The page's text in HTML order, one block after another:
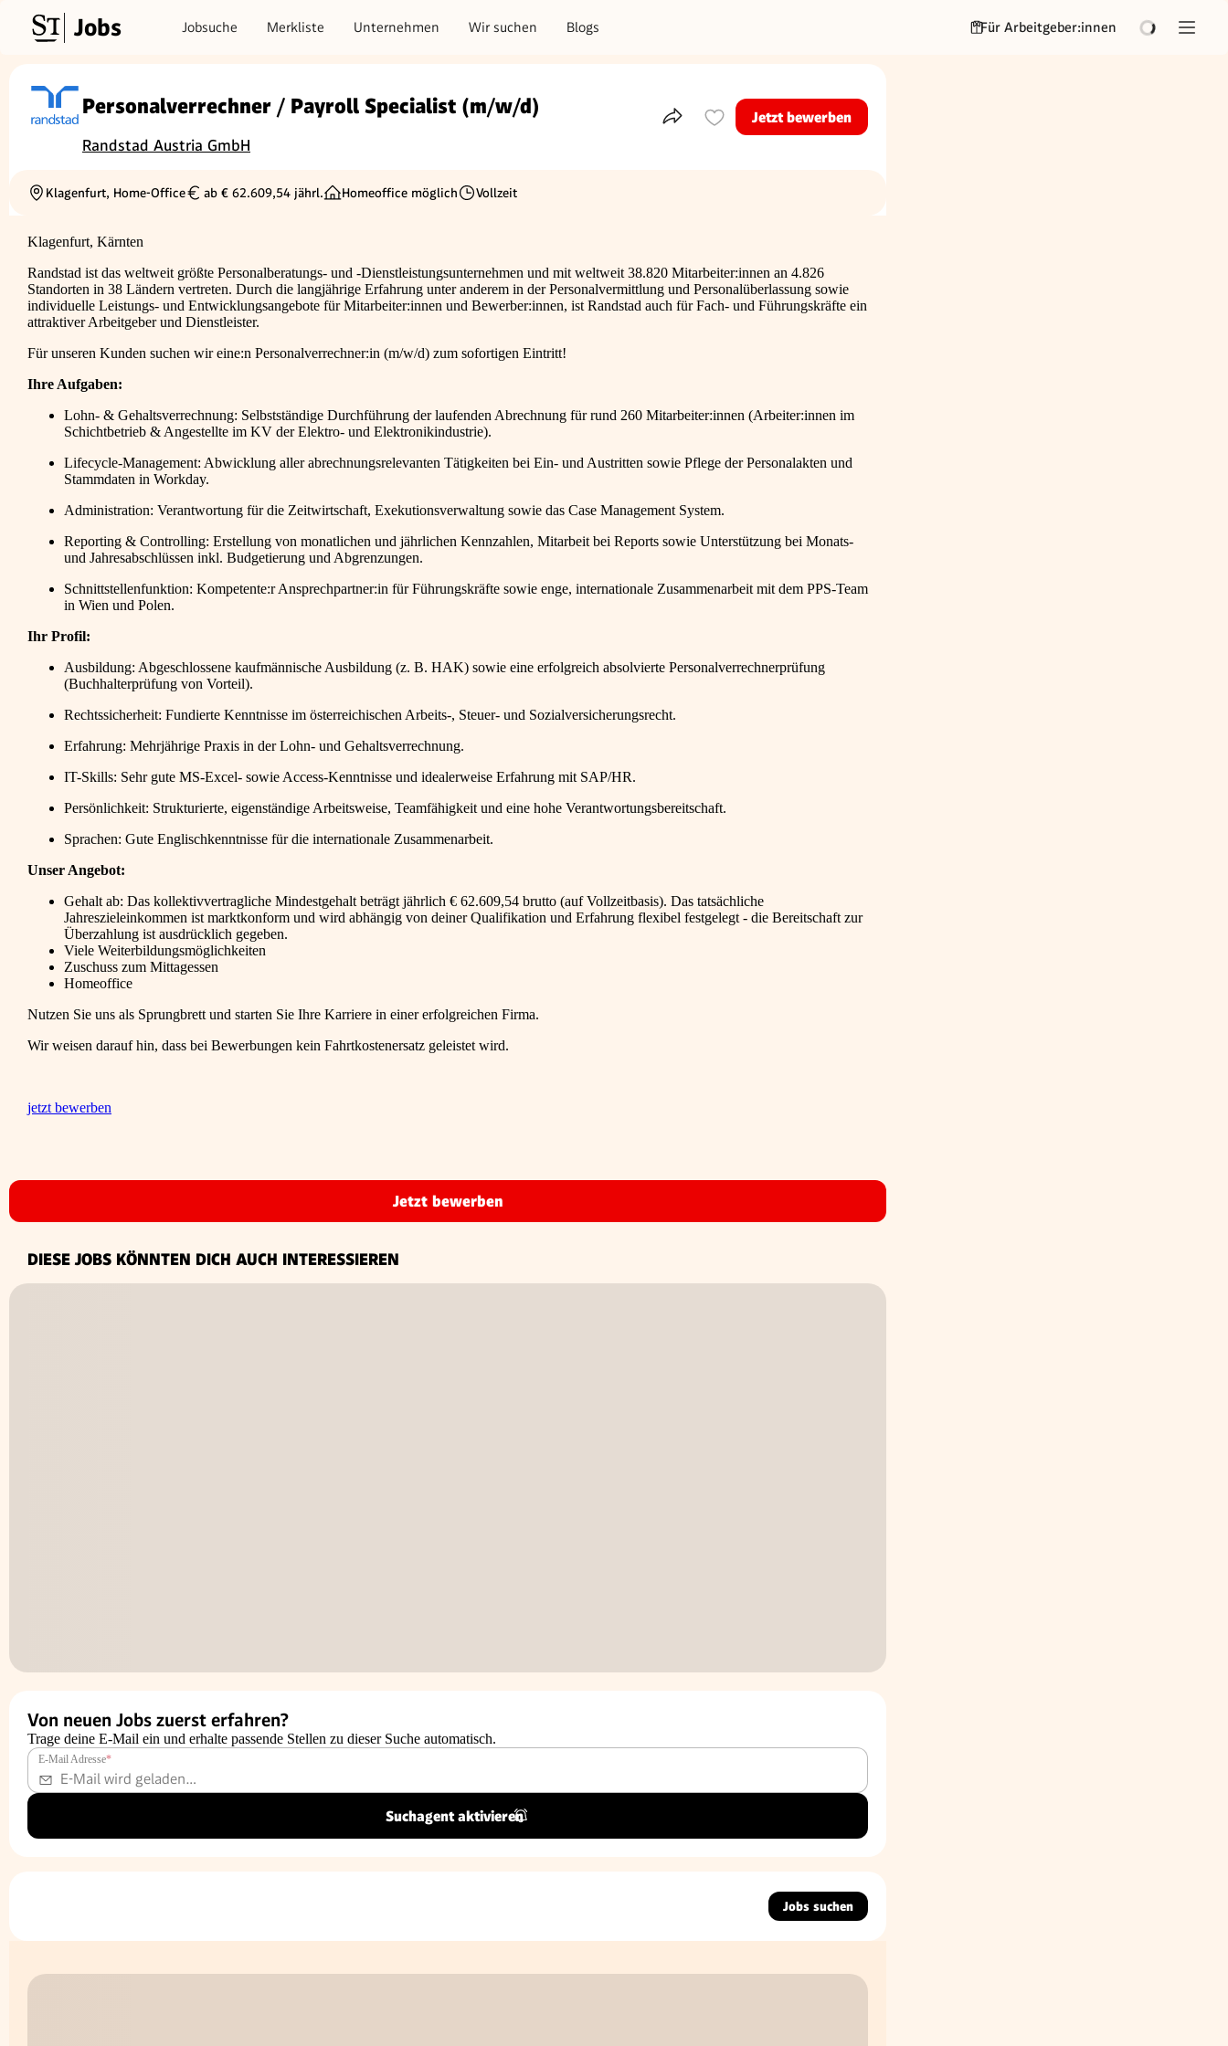
Jobs Jobsuche Merkliste Unternehmen Wir suchen Blogs Für Arbeitgeber:innen
Personalverrechner / Payroll Specialist (m/w/d)
Randstad Austria GmbH
Teile dieses InseratJetzt bewerben
Ortschaft
Klagenfurt, Home-Office
Gehalt
ab € 62.609,54 jährl. Homeoffice möglich
Beschäftigungsart
Vollzeit
Klagenfurt, Kärnten
Randstad ist das weltweit größte Personalberatungs- und -Dienstleistungsunternehmen und mit weltweit 38.820 Mitarbeiter:innen an 4.826
Standorten in 38 Ländern vertreten. Durch die langjährige Erfahrung unter anderem in der Personalvermittlung und Personalüberlassung sowie
individuelle Leistungs- und Entwicklungsangebote für Mitarbeiter:innen und Bewerber:innen, ist Randstad auch für Fach- und Führungskräfte ein
attraktiver Arbeitgeber und Dienstleister.
Für unseren Kunden suchen wir eine:n Personalverrechner:in (m/w/d) zum sofortigen Eintritt!
Ihre Aufgaben:
Lohn- & Gehaltsverrechnung: Selbstständige Durchführung der laufenden Abrechnung für rund 260 Mitarbeiter:innen (Arbeiter:innen im
Schichtbetrieb & Angestellte im KV der Elektro- und Elektronikindustrie).
Lifecycle-Management: Abwicklung aller abrechnungsrelevanten Tätigkeiten bei Ein- und Austritten sowie Pflege der Personalakten und
Stammdaten in Workday.
Administration: Verantwortung für die Zeitwirtschaft, Exekutionsverwaltung sowie das Case Management System.
Reporting & Controlling: Erstellung von monatlichen und jährlichen Kennzahlen, Mitarbeit bei Reports sowie Unterstützung bei Monats-
und Jahresabschlüssen inkl. Budgetierung und Abgrenzungen.
Schnittstellenfunktion: Kompetente:r Ansprechpartner:in für Führungskräfte sowie enge, internationale Zusammenarbeit mit dem PPS-Team
in Wien und Polen.
Ihr Profil:
Ausbildung: Abgeschlossene kaufmännische Ausbildung (z. B. HAK) sowie eine erfolgreich absolvierte Personalverrechnerprüfung
(Buchhalterprüfung von Vorteil).
Rechtssicherheit: Fundierte Kenntnisse im österreichischen Arbeits-, Steuer- und Sozialversicherungsrecht.
Erfahrung: Mehrjährige Praxis in der Lohn- und Gehaltsverrechnung.
IT-Skills: Sehr gute MS-Excel- sowie Access-Kenntnisse und idealerweise Erfahrung mit SAP/HR.
Persönlichkeit: Strukturierte, eigenständige Arbeitsweise, Teamfähigkeit und eine hohe Verantwortungsbereitschaft.
Sprachen: Gute Englischkenntnisse für die internationale Zusammenarbeit.
Unser Angebot:
Gehalt ab: Das kollektivvertragliche Mindestgehalt beträgt jährlich € 62.609,54 brutto (auf Vollzeitbasis). Das tatsächliche
Jahreszieleinkommen ist marktkonform und wird abhängig von deiner Qualifikation und Erfahrung flexibel festgelegt - die Bereitschaft zur
Überzahlung ist ausdrücklich gegeben.
Viele Weiterbildungsmöglichkeiten
Zuschuss zum Mittagessen
Homeoffice
Nutzen Sie uns als Sprungbrett und starten Sie Ihre Karriere in einer erfolgreichen Firma.
Wir weisen darauf hin, dass bei Bewerbungen kein Fahrtkostenersatz geleistet wird.
jetzt bewerben
Jetzt bewerben
DIESE JOBS KÖNNTEN DICH AUCH INTERESSIEREN
Von neuen Jobs zuerst erfahren?
Trage deine E-Mail ein und erhalte passende Stellen zu dieser Suche automatisch.
E-Mail Adresse*
Suchagent aktivieren
Jobs suchen